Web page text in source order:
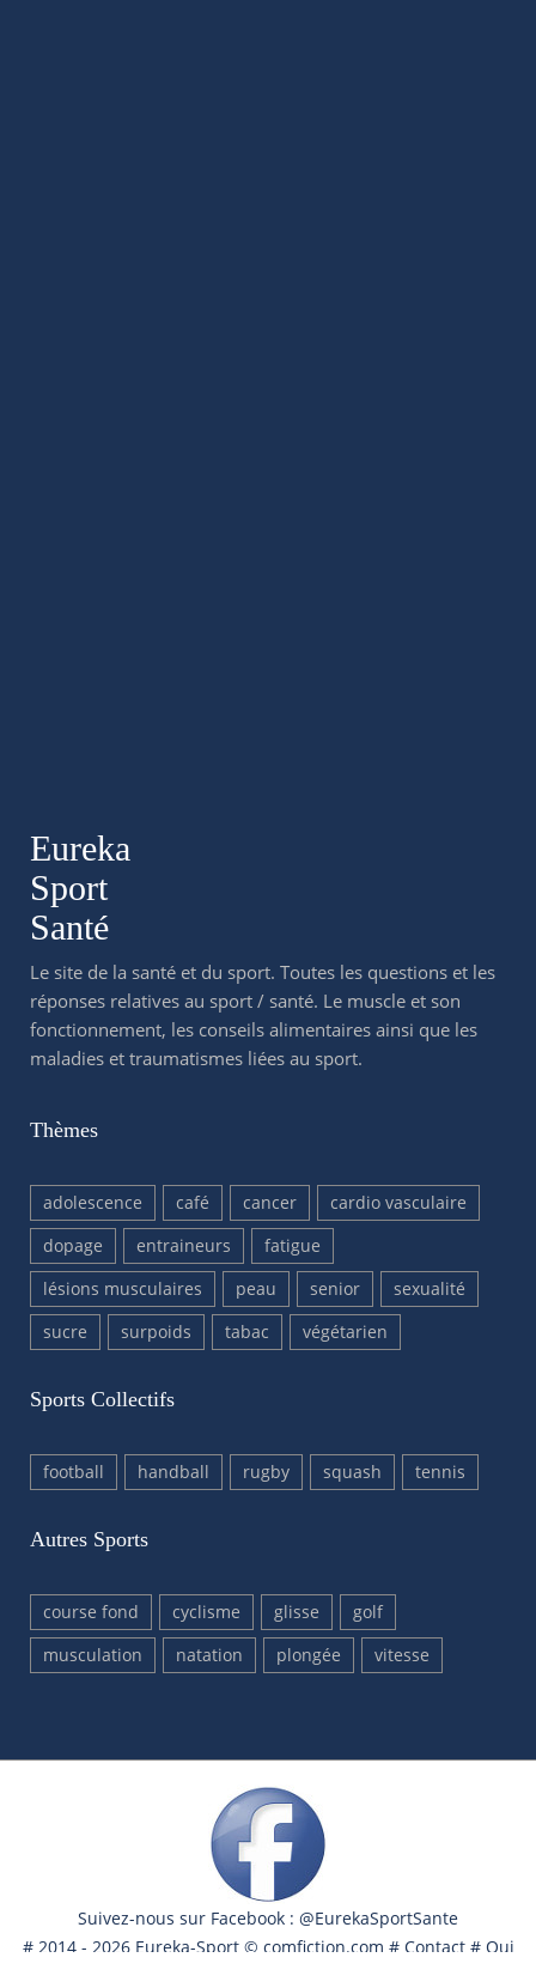
Eureka
Sport
Santé
Le site de la santé et du sport. Toutes les questions et les
réponses relatives au sport / santé. Le muscle et son
fonctionnement, les conseils alimentaires ainsi que les
maladies et traumatismes liées au sport.
Thèmes
adolescence café cancer
cardio vasculaire
dopage
entraineurs
fatigue
lésions musculaires
peau senior
sexualité
sucre
surpoids tabac végétarien
Sports Collectifs
football handball rugby squash tennis
Autres Sports
course fond cyclisme glisse
golf
musculation
natation plongée vitesse
Suivez-nous sur Facebook : @EurekaSportSante
# 2014 - 2026 Eureka-Sport © comfiction.com # Contact# Qui